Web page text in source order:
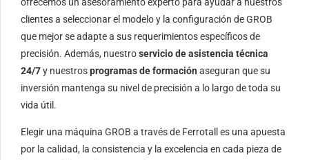
clientes a seleccionar el modelo y la configuración de GROB
que mejor se adapte a sus requerimientos específicos de
precisión. Además, nuestroservicio de asistencia técnica
24/7y nuestrosprogramas de formación aseguran que su
inversión mantenga su nivel de precisión a lo largo de toda su
vida útil.
Elegir una máquina GROB a través de Ferrotall es una apuesta
por la calidad, la consistencia y la excelencia en cada pieza de